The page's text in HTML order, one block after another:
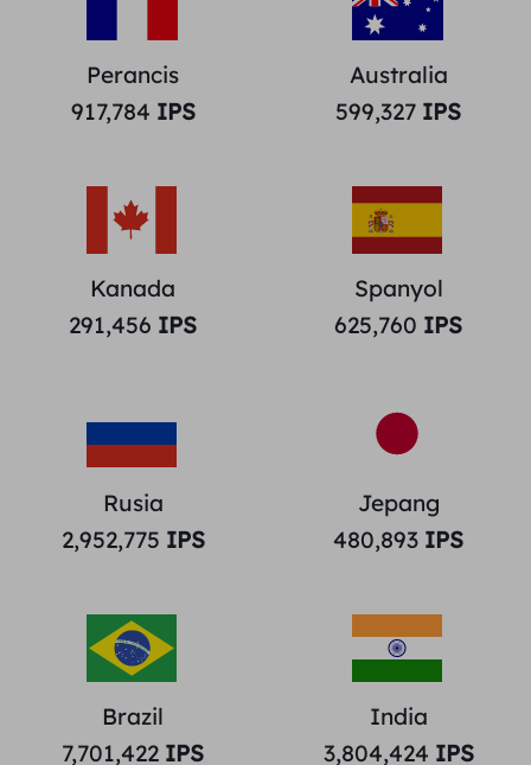
Perancis
917,784 IPS
Australia
599,327 IPS
Kanada
291,456 IPS
Spanyol
625,760 IPS
Rusia
2,952,775 IPS
Jepang
480,893 IPS
Brazil
7,701,422 IPS
India
3,804,424 IPS